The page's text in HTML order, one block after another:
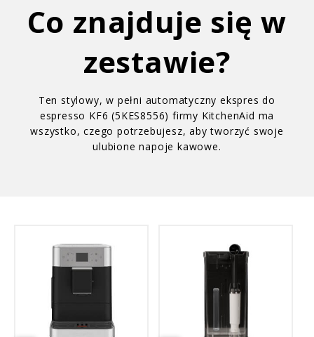
Co znajduje się w
zestawie?
Ten stylowy, w pełni automatyczny ekspres do
espresso KF6 (5KES8556) firmy KitchenAid ma
wszystko, czego potrzebujesz, aby tworzyć swoje
ulubione napoje kawowe.